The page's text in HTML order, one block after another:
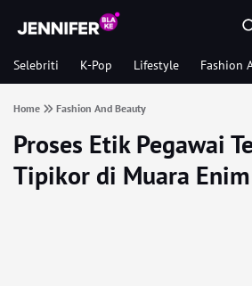
Selebriti K-Pop Lifestyle Fashion
Home Fashion And Beauty
Proses Etik Pegawai
Tipikor di Muara